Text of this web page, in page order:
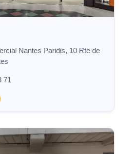
Nantes Paridis, 10 Rte de
71